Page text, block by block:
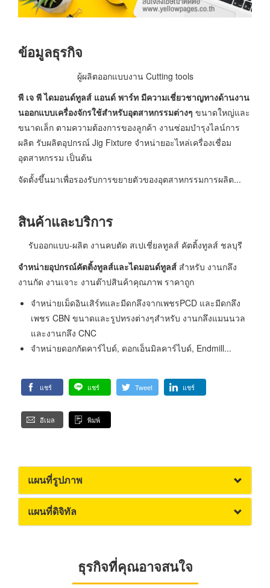
ข้อมูลธุรกิจ
ผู้ผลิตออกแบบงาน Cutting tools
พี เจ พี ไดมอนด์ทูลส์ แอนด์ พาร์ท มีความเชี่ยวชาญทางด้านงาน
นออกแบบเครื่องจักรใช้สำหรับอุตสาหกรรมต่างๆ ขนาดใหญ่และ
ขนาดเล็ก ตามความต้องการของลูกค้า งานซ่อมบำรุงไลน์การ
ผลิต รับผลิตอุปกรณ์ Jig Fixture จำหน่ายอะไหล่เครื่องเชื่อม
อุตสาหกรรม เป็นต้น
จัดตั้งขึ้นมาเพื่อรองรับการขยายตัวของอุตสาหกรรมการผลิต...
สินค้าและบริการ
รับออกแบบ-ผลิต งานคบตัด สเปเชี่ยลทูลส์ คัตติ้งทูลส์ ชลบุรี
จำหน่ายอุปกรณ์คัตติ้งทูลส์และไดมอนด์ทูลส์ สำหรับ งานกลึง
งานกัด งานเจาะ งานต๊าปสินค้าคุณภาพ ราคาถูก
จำหน่ายเม็ดอินเสิร์ทและมีดกลึงจากเพชรPCD และมีดกลึง
เพชร CBN ขนาดและรูปทรงต่างๆสำหรับ งานกลึงแมนนวล
และงานกลึง CNC
จำหน่ายดอกกัดคาร์ไบด์, ดอกเอ็นมิลคาร์ไบด์, Endmill...
แชร์ แชร์ Tweet แชร์
อีเมล พิมพ์
แผนที่รูปภาพ
แผนที่ดิจิทัล
ธุรกิจที่คุณอาจสนใจ